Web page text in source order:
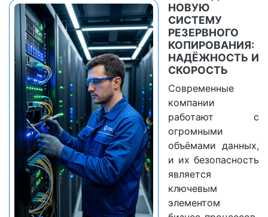
НОВУЮ
СИСТЕМУ
РЕЗЕРВНОГО
КОПИРОВАНИЯ:
НАДЁЖНОСТЬ И
СКОРОСТЬ
Современные
компании
работают с
огромными
объёмами данных,
и их безопасность
является
ключевым
элементом